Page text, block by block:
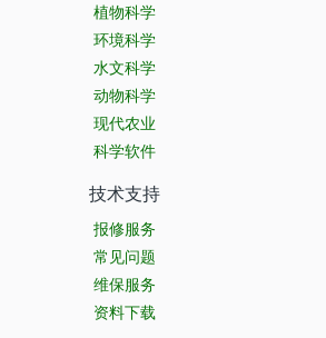
植物科学
环境科学
水文科学
动物科学
现代农业
科学软件
技术支持
报修服务
常见问题
维保服务
资料下载